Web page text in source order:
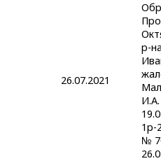
26.07.2021
р-
1р-
№